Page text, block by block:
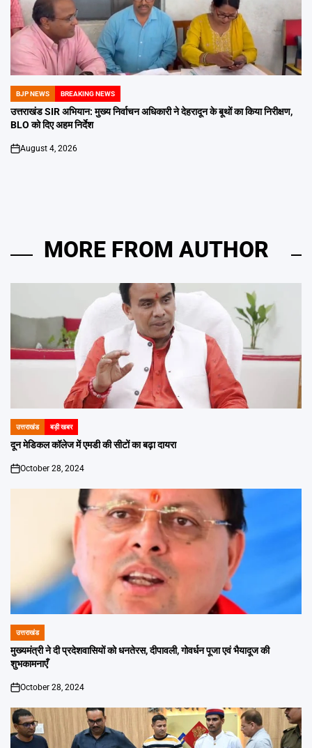
POSTED
IN
BJP NEWS BREAKING NEWS
उत्तराखंड SIR अभियान: मुख्य निर्वाचन अधिकारी ने देहरादून के बूथों का किया निरीक्षण,
BLO को दिए अहम निर्देश
on
August 4, 2026
MORE FROM AUTHOR
POSTED
IN
उत्तराखंड बड़ी खबर
दून मेडिकल कॉलेज में एमडी की सीटों का बढ़ा दायरा
on
October 28, 2024
POSTED
IN
उत्तराखंड
मुख्यमंत्री ने दी प्रदेशवासियों को धनतेरस, दीपावली, गोवर्धन पूजा एवं भैयादूज की
शुभकामनाएँ
on
October 28, 2024